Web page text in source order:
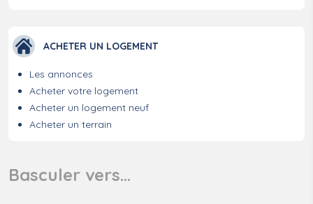
ACHETER UN LOGEMENT
Les annonces
Acheter votre logement
Acheter un logement neuf
Acheter un terrain
Basculer vers…